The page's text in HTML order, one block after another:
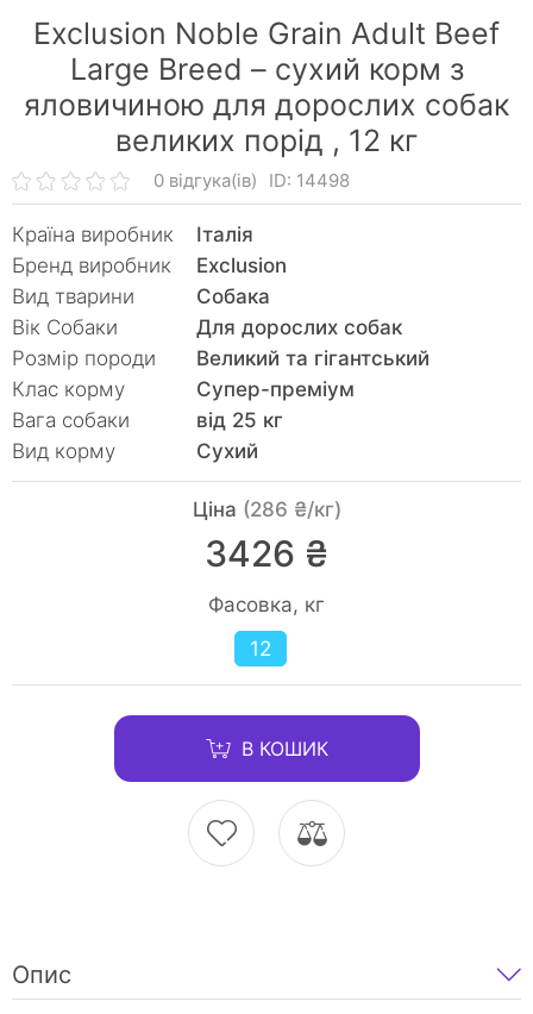
Exclusion Noble Grain Adult Beef
Large Breed – сухий корм з
яловичиною для дорослих собак
великих порід , 12 кг
0 відгука(ів) ID: 14498
Країна виробник
Італія
Бренд виробник
Exclusion
Вид тварини
Собака
Вік Собаки
Для дорослих собак
Розмір породи
Великий та гігантський
Клас корму
Супер-преміум
Вага собаки
від 25 кг
Вид корму
Сухий
Ціна (286 ₴/кг)
3426 ₴
Фасовка, кг
12
В КОШИК
Опис